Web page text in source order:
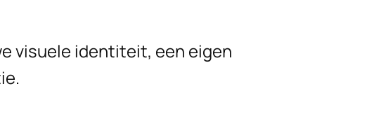
visuele identiteit, een eigen